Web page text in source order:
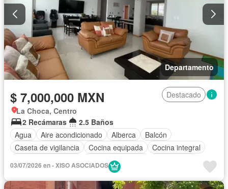
Departamento
$ 7,000,000 MXN
Destacado
La Choca, Centro
2 Recámaras
2.5 Baños
Agua
Aire acondicionado Alberca
Balcón
Caseta de vigilancia
Cocina equipada
Cocina integral
Cuarto de servicio
Recámara con closet
Seguridad
Terraza Vista panorámica Zonas verdes
03/07/2026 en - XISO ASOCIADOS